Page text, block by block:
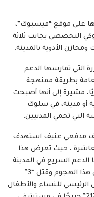
على موقع “فيسبوك”،
التخصصي بجانب ثلاثة
الأدوية بالمدينة.
التي تمارسها الدعم
بطريقة ممنهجة
مشيرة إلى أنها أصبحت
أو مدينة، في سلوك
التي تحمي المدنيين.
قصف مدفعي عنيف استهدف
، حيث تعرض هذا
السريع في المدينة
للنساء والأطفال